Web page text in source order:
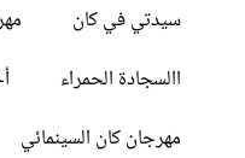
سيدتي في كان
االسجادة الحمراء
مهرجان كان السينمائي